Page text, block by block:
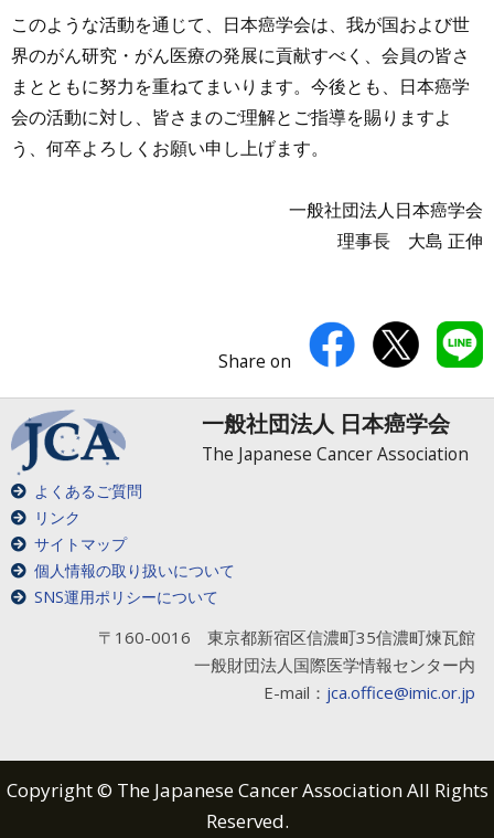
このような活動を通じて、日本癌学会は、我が国および世
界のがん研究・がん医療の発展に貢献すべく、会員の皆さ
まとともに努力を重ねてまいります。今後とも、日本癌学
会の活動に対し、皆さまのご理解とご指導を賜りますよ
う、何卒よろしくお願い申し上げます。
一般社団法人日本癌学会
理事長 大島 正伸
Share on
一般社団法人 日本癌学会
The Japanese Cancer Association
よくあるご質問
リンク
サイトマップ
個人情報の取り扱いについて
SNS運用ポリシーについて
〒160-0016 東京都新宿区信濃町35信濃町煉瓦館
一般財団法人国際医学情報センター内
E-mail： jca.office@imic.or.jp
Copyright © The Japanese Cancer Association All Rights
Reserved.